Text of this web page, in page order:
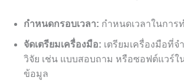
กำหนดกรอบเวลา: กำหนดเวลาในการ
จัดเตรียมเครื่องมือ: เตรียมเครื่องมือที่จ
วิจัย เช่น แบบสอบถาม หรือซอฟต์แวร์ใ
ข้อมูล